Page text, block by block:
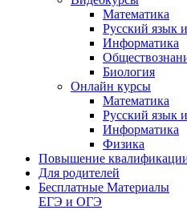
Математика
Русский язык
Информатика
Биология
Онлайн курсы
Математика
Русский язык
Информатика
Физика
Повышение квалификации
Для родителей
Бесплатные Материалы
ЕГЭ и ОГЭ